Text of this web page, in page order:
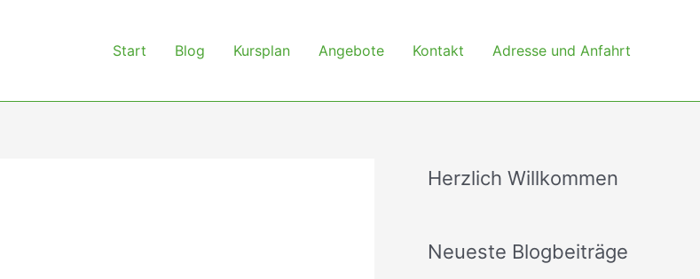
Start Blog Kursplan Angebote Kontakt Adresse und Anfahrt
Herzlich Willkommen
Neueste Blogbeiträge